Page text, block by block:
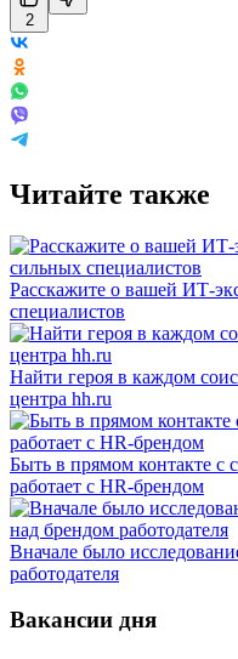
2
Читайте также
Расскажите о вашей ИТ-
специалистов
Найти героя в каждом
центра hh.ru
Быть в прямом контакте с
работает с HR-брендом
Вначале было
работодателя
Вакансии дня